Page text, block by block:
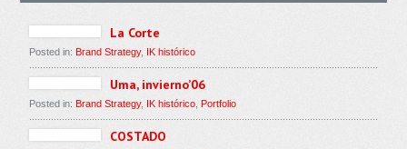
La Corte
Posted in:Brand Strategy, IK histórico
Uma, invierno’06
Posted in: Brand Strategy, IK histórico ,Portfolio
COSTADO